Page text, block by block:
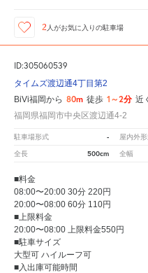
2 人がお気に入りの駐車場
ID:305060539
タイムズ渡辺通4丁目第2
BiVi福岡から 80m 徒歩 1～2分 近
福岡県福岡市中央区渡辺通4-2
駐車場形式 - 屋内外
全長 500cm 全幅
■料金
08:00〜20:00 30分 220円
20:00〜08:00 60分 110円
■上限料金
20:00〜08:00 上限料金550円
■駐車サイズ
大型可 ハイルーフ可
■入出庫可能時間